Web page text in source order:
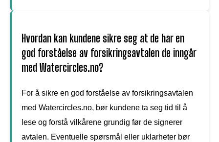
Hvordan kan kundene sikre seg at de har en
god forståelse av forsikringsavtalen de inngår
med Watercircles.no?
For å sikre en god forståelse av forsikringsavtalen
med Watercircles.no, bør kundene ta seg tid til å
lese og forstå vilkårene grundig før de signerer
avtalen. Eventuelle spørsmål eller uklarheter bør